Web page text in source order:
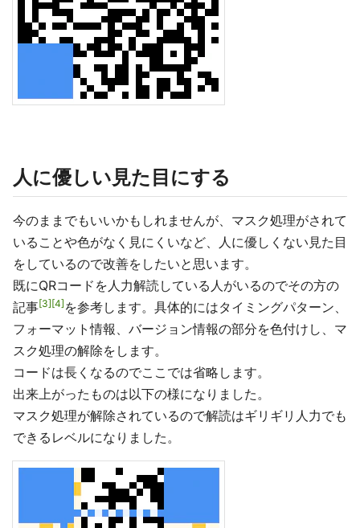
人に優しい見た目にする
今のままでもいいかもしれませんが、マスク処理がされて
いることや色がなく見にくいなど、人に優しくない見た目
をしているので改善をしたいと思います。
既にQRコードを人力解読している人がいるのでその方の
記事 3 4 を参考します。具体的にはタイミングパターン、
フォーマット情報、バージョン情報の部分を色付けし、マ
スク処理の解除をします。
コードは長くなるのでここでは省略します。
出来上がったものは以下の様になりました。
マスク処理が解除されているので解読はギリギリ人力でも
できるレベルになりました。